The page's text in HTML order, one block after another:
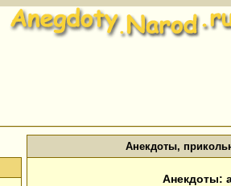
Анекдоты,
Анекдоты: